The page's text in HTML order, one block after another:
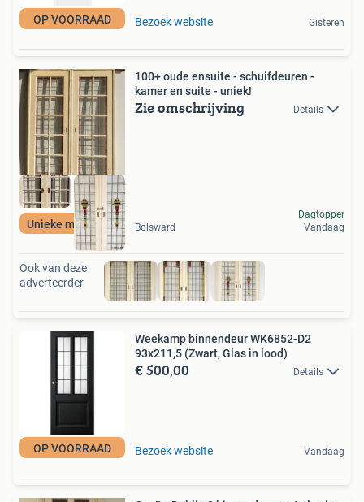
OP VOORRAAD Bezoek website Gisteren
Unieke materialen
100+ oude ensuite - schuifdeuren -
kamer en suite - uniek!
Zie omschrijving Details
Bolsward
Dagtopper
Vandaag
Ook van deze
adverteerder
OP VOORRAAD
Weekamp binnendeur WK6852-D2
93x211,5 (Zwart, Glas in lood)
€ 500,00 Details
Bezoek website Vandaag